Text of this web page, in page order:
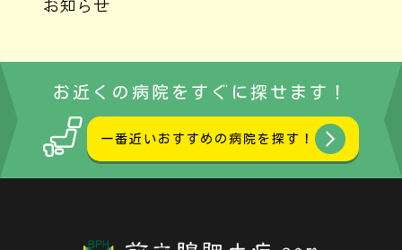
2023年3月(1)
2023年2月
2023年1月(2)
2022年12月(4)
お近くの病院をすぐに探せます！
一番近いおすすめの病院を探す！